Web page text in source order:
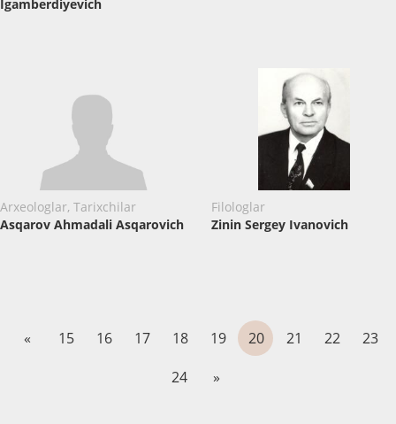
Igamberdiyevich
Arxeologlar, Tarixchilar
Asqarov Ahmadali Asqarovich
Filologlar
Zinin Sergey Ivanovich
« 15 16 17 18 19 20 21 22
23
24
»